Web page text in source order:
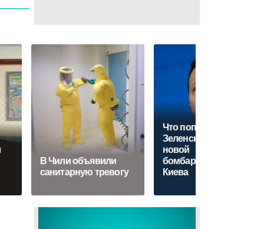
В Чили объявили
санитарную тревогу
Что попросил
Зеленский после
новой
бомбардировки
Киева